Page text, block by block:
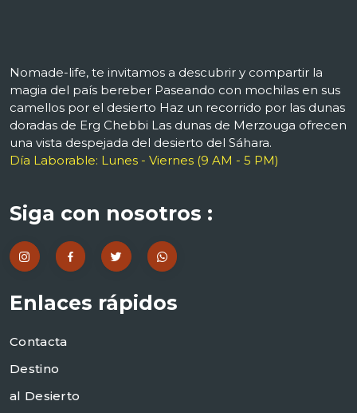
Nomade-life, te invitamos a descubrir y compartir la
magia del país bereber Paseando con mochilas en sus
camellos por el desierto Haz un recorrido por las dunas
doradas de Erg Chebbi Las dunas de Merzouga ofrecen
una vista despejada del desierto del Sáhara.
Día Laborable: Lunes - Viernes (9 AM - 5 PM)
Siga con nosotros :
Enlaces rápidos
Contacta
Destino
al Desierto